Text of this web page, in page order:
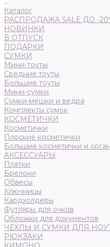
Каталог
РАСПРОДАЖА SALE ДО -
НОВИНКИ
В ОТПУСК
ПОДАРКИ
СУМКИ
Мини-тоуты
Средние тоуты
Большие тоуты
Мини-сумки
Сумки-мешки и ведра
Комплекты сумок
КОСМЕТИЧКИ
Косметички
Плоские косметички
Большие косметички и
АКСЕССУАРЫ
Платки
Брелоки
Обвесы
Ключницы
Кардхолдеры
Футляры для очков
Обложки для документов
ЧЕХЛЫ И СУМКИ ДЛЯ
РЮКЗАКИ